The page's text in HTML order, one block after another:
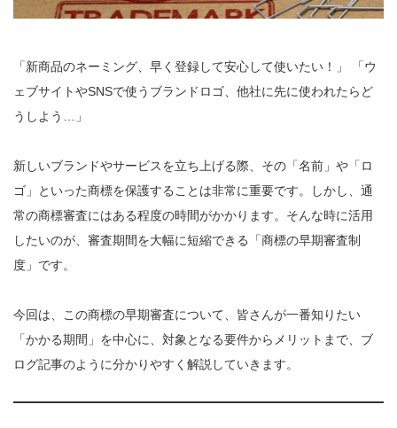
「新商品のネーミング、早く登録して安心して使いたい！」 「ウ
ェブサイトやSNSで使うブランドロゴ、他社に先に使われたらど
うしよう…」
新しいブランドやサービスを立ち上げる際、その「名前」や「ロ
ゴ」といった商標を保護することは非常に重要です。しかし、通
常の商標審査にはある程度の時間がかかります。そんな時に活用
したいのが、審査期間を大幅に短縮できる「商標の早期審査制
度」です。
今回は、この商標の早期審査について、皆さんが一番知りたい
「かかる期間」を中心に、対象となる要件からメリットまで、ブ
ログ記事のように分かりやすく解説していきます。